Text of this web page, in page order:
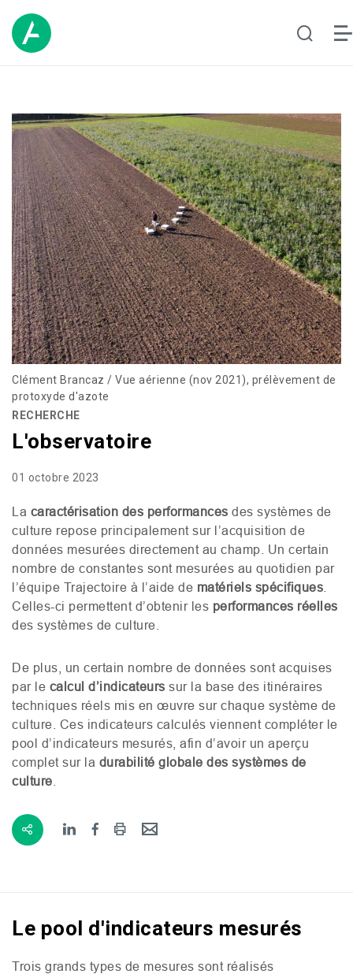
Clément Brancaz / Vue aérienne (nov 2021), prélèvement de
protoxyde d'azote
RECHERCHE
L'observatoire
01 octobre 2023
La caractérisation des performances des systèmes de
culture repose principalement sur l’acquisition de
données mesurées directement au champ. Un certain
nombre de constantes sont mesurées au quotidien par
l’équipe Trajectoire à l’aide de matériels spécifiques
Celles-ci permettent d’obtenir les performances réelles
des systèmes de culture.
De plus, un certain nombre de données sont acquises
par le calcul d’indicateurs sur la base des itinéraires
techniques réels mis en œuvre sur chaque système de
culture. Ces indicateurs calculés viennent compléter le
pool d’indicateurs mesurés, afin d’avoir un aperçu
complet sur la durabilité globale des systèmes de
culture
Le pool d'indicateurs mesurés
Trois grands types de mesures sont réalisés